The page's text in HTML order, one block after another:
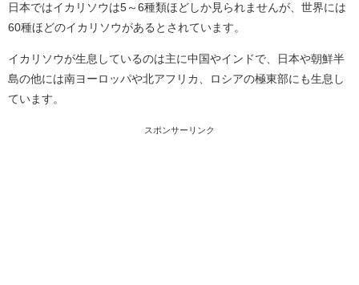
日本ではイカリソウは5～6種類ほどしか見られませんが、世界には
60種ほどのイカリソウがあるとされています。
イカリソウが生息しているのは主に中国やインドで、日本や朝鮮半
島の他には南ヨーロッパや北アフリカ、ロシアの極東部にも生息し
ています。
スポンサーリンク